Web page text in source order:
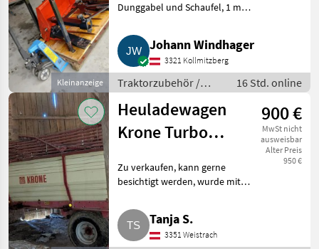
Kleinanzeige
Dunggabel und Schaufel, 1 m
Ausklinkung, inkl. Konsole
passend für MF 240 (mit oder
ohne Allrad). Traktorzubehör
Frontlader
Johann Windhager
3321 Kollmitzberg
Traktorzubehör /
Frontlader
16 Std. online
Heuladewagen
Krone Turbo
900 €
MwSt nicht
ausweisbar
Alter Preis
950 €
Zu verkaufen, kann gerne
besichtigt werden, wurde mit
leider keine genauen
Informationen zum Alter, war
allerdings in den letzten 10 J
Tanja S.
3351 Weistrach